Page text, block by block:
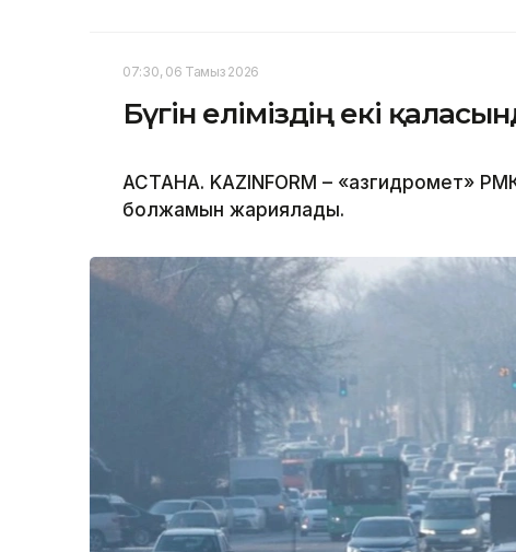
07:30, 06 Тамыз 2026
Бүгін еліміздің екі
АСТАНА. KAZINFORM – «Қазгидромет»
болжамын жариялады.